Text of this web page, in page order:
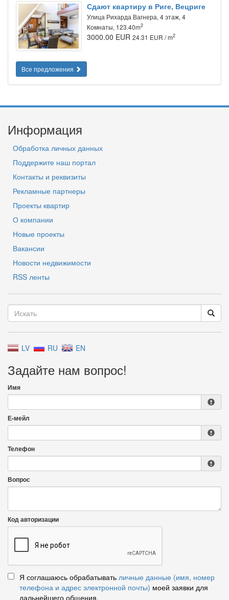
Сдают квартиру в Риге, Вецриге
Улица Рихарда Вагнера, 4 этаж, 4
Комнаты, 123.40m2
3000.00 EUR 24.31 EUR / m2
Все предложения
Информация
Обработка личных данных
Поддержите наш портал
Контакты и реквизиты
Рекламные партнеры
Проекты квартир
О компании
Новые проекты
Вакансии
Новости недвижимости
RSS ленты
LV RU EN
Задайте нам вопрос!
Имя
Е-мейл
Телефон
Вопрос
Код авторизации
Я соглашаюсь обрабатывать личные данные (имя, номер
телефона и адрес электронной почты) моей заявки для
дальнейшего общения.